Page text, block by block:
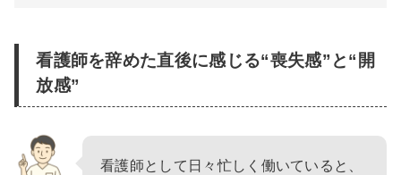
看護師を辞めた直後に感じる“喪失感”と“開
放感”
看護師として日々忙しく働いていると、